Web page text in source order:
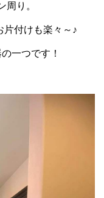
り。
片付けも楽々～♪
一つです！